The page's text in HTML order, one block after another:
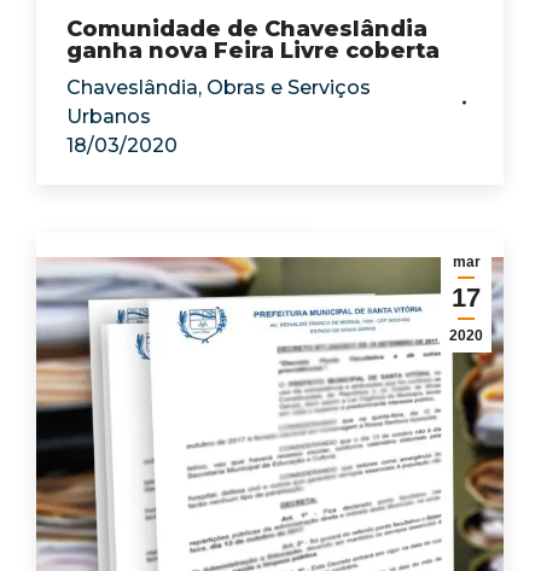
Comunidade de Chaveslândia
ganha nova Feira Livre coberta
Chaveslândia, Obras e Serviços
Urbanos
18/03/2020
mar
17
2020